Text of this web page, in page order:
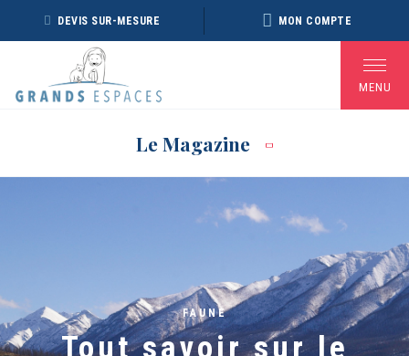
Panneau de gestion des cookies
2027 – NOUVELLE
VERSION
Voir toutes les Brochures
DEVIS SUR-MESURE MON COMPTE
MENU
Le Magazine
FAUNE
Tout savoir sur le